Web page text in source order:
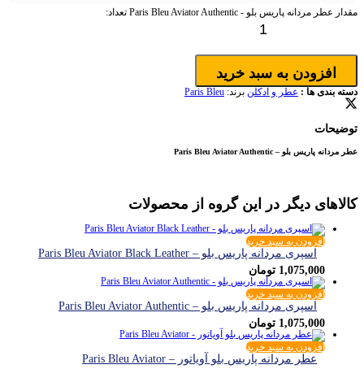
مقدار عطر مردانه پاریس بلو - Paris Bleu Aviator Authentic تعداد:
افزودن به سبد خرید
دسته بندی ها : عطر و ادکلن برند: Paris Bleu
توضیحات
عطر مردانه پاریس بلو – Paris Bleu Aviator Authentic
کالاهای دیگر در این گروه از محصولات
افزودن به سبد خرید
اسپری مردانه پاریس بلو – Paris Bleu Aviator Black Leather
1,075,000 تومان
افزودن به سبد خرید
اسپری مردانه پاریس بلو – Paris Bleu Aviator Authentic
1,075,000 تومان
افزودن به سبد خرید
عطر مردانه پاریس بلو آویاتور – Paris Bleu Aviator